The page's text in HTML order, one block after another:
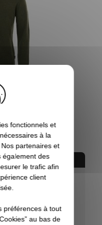
vert BARBOUR
LE PRODUIT
10/10
Basé sur 3 avis
fonctionnels et
à la
partenaires et
également des
le trafic afin
client
préférences à tout
au bas de